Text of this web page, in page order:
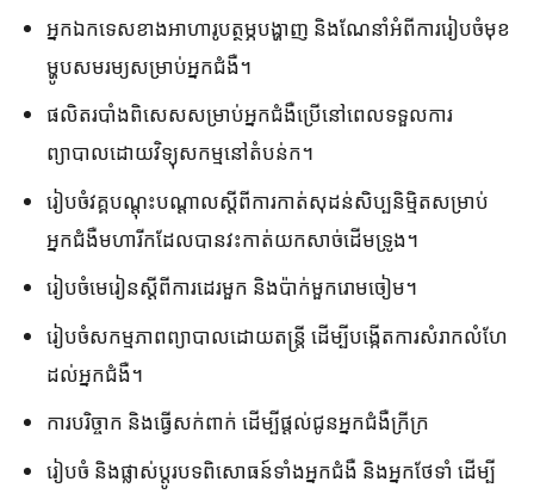
អ្នកឯកទេសខាងអាហារូបត្ថម្ភបង្ហាញ និងណែនាំអំពីការរៀបចំមុខ
ម្ហូបសមរម្យសម្រាប់អ្នកជំងឺ។
ផលិតរបាំងពិសេសសម្រាប់អ្នកជំងឺប្រើនៅពេលទទួលការ
ព្យាបាលដោយវិទ្យុសកម្មនៅតំបន់ក។
រៀបចំ​វគ្គ​បណ្តុះបណ្តាល​ស្តីពី​ការ​កាត់​សុដន់​សិប្បនិម្មិត​សម្រាប់​
អ្នក​ជំងឺមហារីក​ដែល​បាន​វះកាត់​យក​សាច់​ដើមទ្រូង។
រៀបចំមេរៀនស្តីពីការដេរមួក និងប៉ាក់មួករោមចៀម។
រៀបចំសកម្មភាពព្យាបាលដោយតន្ត្រី ដើម្បីបង្កើតការសំរាកលំហែ
ដល់អ្នកជំងឺ។
ការបរិច្ចាក និងធ្វើសក់ពាក់ ដើម្បីផ្តល់ជូនអ្នកជំងឺក្រីក្រ
រៀបចំ និងផ្លាស់ប្តូរបទពិសោធន៍ទាំងអ្នកជំងឺ និងអ្នកថែទាំ ដើម្បី